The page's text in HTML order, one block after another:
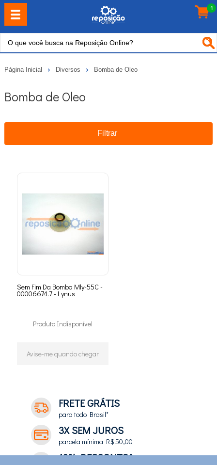
1
Página Inicial Diversos Bomba de Oleo
Bomba de Oleo
Filtrar
Sem Fim Da Bomba Mly-55C -
00006674.7 - Lynus
Produto Indisponível
Avise-me quando chegar
FRETE GRÁTIS
para todo Brasil*
3X SEM JUROS
parcela mínima R$ 50,00
10% DESCONTO*